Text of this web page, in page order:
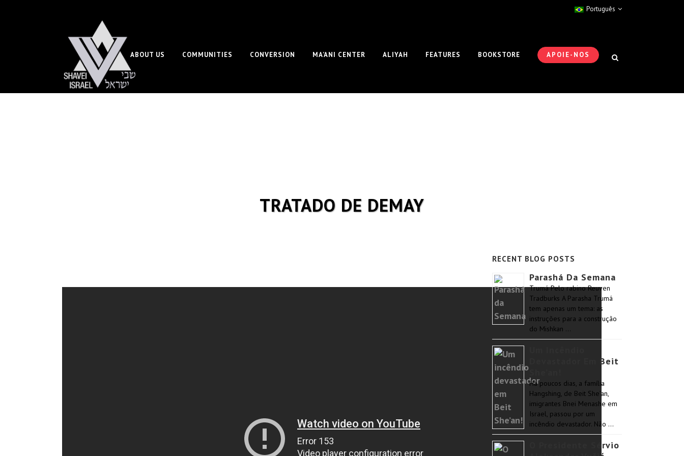
Português
APOIE-NOS
ABOUT US COMMUNITIES CONVERSION MA’ANI CENTER ALIYAH FEATURES BOOKSTORE
TRATADO DE DEMAY
RECENT BLOG POSTS
Parashá Da Semana
Trumá Pelo rabino Reuven
Tradburks A Parasha Trumá
tem apenas um tema: as
instruções para a construção
do Mishkan …
Devastador Em Beit
Há poucos dias, a família
Hangshing, de Beit She’an,
imigrantes Bnei Menashe em
Israel, passou por um
incêndio devastador. Não …
O Presidente Sérvio